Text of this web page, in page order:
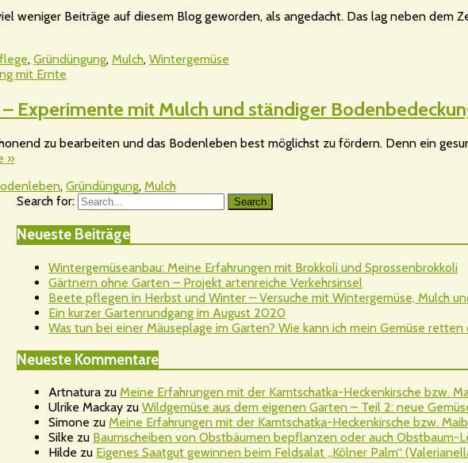
weniger Beiträge auf diesem Blog geworden, als angedacht. Das lag neben dem
, Gründüngung, Mulch, Wintergemüse
Experimente mit Mulch und ständiger
zu bearbeiten und das Bodenleben best möglichst zu fördern. Denn ein
»
, Gründüngung, Mulch
Search for:
Search
Neueste Beiträge
Wintergemüseanbau: Meine Erfahrungen mit Brokkoli und Sprossenbrokkoli
Gärtnern ohne Garten – Projekt artenreiche Verkehrsinsel
Beete pflegen in Herbst und Winter – Versuche mit Wintergemüse, Mulch
Ein kurzer Gartenrundgang im August 2020
Was tun bei einer Mäuseplage im Garten? Wie kann ich mein Gemüse
Neueste Kommentare
Artnatura zu Meine Erfahrungen mit der Kamtschatka-Heckenkirsche bzw.
Ulrike Mackay zu Wildgemüse aus dem eigenen Garten – Teil 2: neue
Simone zu Meine Erfahrungen mit der Kamtschatka-Heckenkirsche bzw.
Silke zu Baumscheiben von Obstbäumen bepflanzen oder auch Obstbaum-
Hilde zu Eigenes Saatgut gewinnen beim Feldsalat „Kölner Palm“